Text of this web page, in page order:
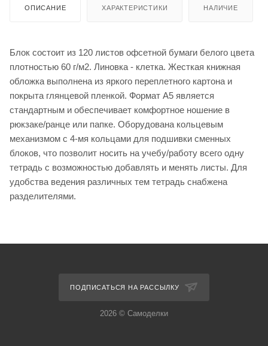
ОПИСАНИЕ ХАРАКТЕРИСТИКИ НАЛИЧИЕ
Блок состоит из 120 листов офсетной бумаги белого цвета
плотностью 60 г/м2. Линовка - клетка. Жесткая книжная
обложка выполнена из яркого переплетного картона и
покрыта глянцевой пленкой. Формат А5 является
стандартным и обеспечивает комфортное ношение в
рюкзаке/ранце или папке. Оборудована кольцевым
механизмом с 4-мя кольцами для подшивки сменных
блоков, что позволит носить на учебу/работу всего одну
тетрадь с возможностью добавлять и менять листы. Для
удобства ведения различных тем тетрадь снабжена
разделителями.
ПОДПИСАТЬСЯ НА РАССЫЛКУ
2026 © Самоделки